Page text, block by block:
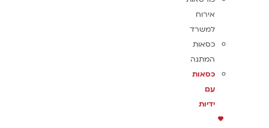
אירוח
למשרד
כסאות
המתנה
כסאות
עם
ידיות